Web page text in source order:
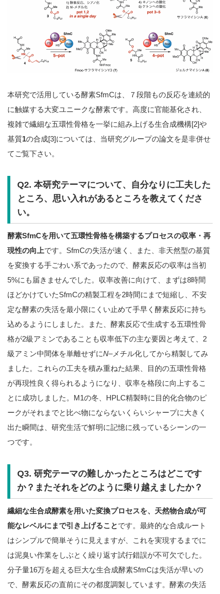
本研究で活用している酵素SfmCは、７段階もの反応を連続的
に触媒する大変ユニークな酵素です。高度に官能基化され、
複雑で繊細な五環性骨格を一挙に組み上げる生合成機構[2]や
基質1の合成[3]については、当研究グループの論文を是非併せ
てご覧下さい。
Q2. 本研究テーマについて、自分なりに工夫した
ところ、思い入れがあるところを教えてくださ
い。
酵素SfmCを用いて五環性骨格を構築するプロセスの収率・再
現性の向上です。SfmCの失活が速く、また、非天然型の基質
を変換する手ごわい系であったので、酵素反応の収率は当初
5%にも届きませんでした。収率改善に向けて、まずは8時間
ほどかけていたSfmCの精製工程を2時間にまで短縮し、不安
定な酵素の失活を最小限にくい止めて手早く酵素反応に持ち
込めるようにしました。また、酵素反応で生成する五環性骨
格が2級アミンであることも収率低下の主な要因と考えて、2
級アミン中間体を単離せずにN–メチル化してから精製してみ
ました。これらの工夫を積み重ねた結果、目的の五環性骨格
が再現性良く得られるようになり、収率を格段に向上するこ
とに成功しました。M1の冬、HPLC精製時に目的化合物のピ
ークがそれまでと比べ物にならないくらいシャープに大きく
出た瞬間は、研究生活で鮮明に記憶に残っているシーンの一
つです。
Q3. 研究テーマの難しかったところはどこです
か？またそれをどのように乗り越えましたか？
繊細な生合成酵素を用いた変換プロセスを、天然物合成が可
能なレベルにまで引き上げることです。最終的な合成ルート
はシンプルで簡単そうに見えますが、これを実現するまでに
は泥臭い作業をしぶとく繰り返す試行錯誤が不可欠でした。
分子量16万を超える巨大な生合成酵素SfmCは失活が早いの
で、酵素反応の直前にその都度調製しています。酵素の失活